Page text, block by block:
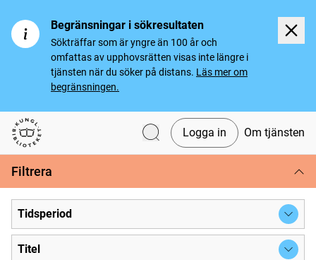
Begränsningar i sökresultaten
Sökträffar som är yngre än 100 år och
omfattas av upphovsrätten visas inte längre i
tjänsten när du söker på distans. Läs mer om
begränsningen.
Svenska tidningar
Logga in Om tjänsten
Filtrera
Tidsperiod
Titel